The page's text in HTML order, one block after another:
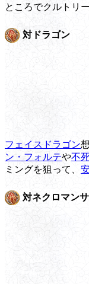
ところでクルトリ
対ドラゴン
フェイスドラゴン
ン・フォルテや不
ミングを狙って、
対ネクロマン